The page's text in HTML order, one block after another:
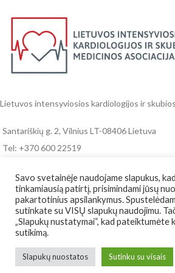
Lietuvos intensyviosios kardiologijos ir
Santariškių g. 2, Vilnius LT-08406 Lietuva
Tel: +370 600 22519
RENGINIAI IR NAUJIENOS
REKVIZITAI
Savo svetainėje naudojame slapukus,
tinkamiausią patirtį, prisimindami jūsų
pakartotinius apsilankymus.
sutinkate su VISŲ slapukų naudojimu.
„Slapukų nustatymai“, kad pateiktumėte
sutikimą.
Slapukų nuostatos Sutinku su visais